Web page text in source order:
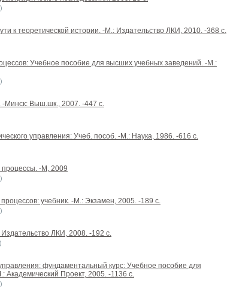
к теоретической истории. -М.: Издательство ЛКИ, 2010. -368 с.
Учебное пособие для высших учебных заведений. -М.:
-Минск: Выш.шк., 2007. -447 с.
управления: Учеб. пособ. -М.: Наука, 1986. -616 с.
-М, 2009
учебник. -М.: Экзамен, 2005. -189 с.
ЛКИ, 2008. -192 с.
фундаментальный курс: Учебное пособие для
Академический Проект, 2005. -1136 с.